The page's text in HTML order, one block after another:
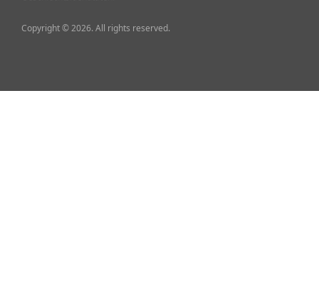
Copyright © 2026. All rights reserved.